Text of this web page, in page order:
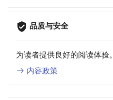
品质与安全
为读者提供良好的阅读体验。
内容政策